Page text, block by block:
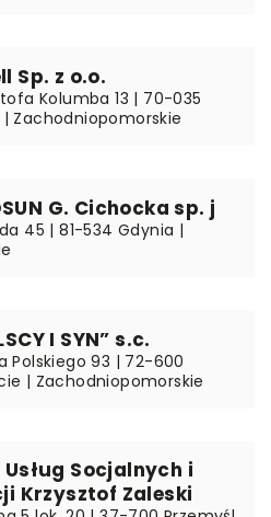
Sp. z o.o.
Kolumba 13 | 70-035
| Zachodniopomorskie
G. Cichocka sp. j
45 | 81-534 Gdynia |
I SYN” s.c.
Polskiego 93 | 72-600
| Zachodniopomorskie
Usług Socjalnych i
Krzysztof Zaleski